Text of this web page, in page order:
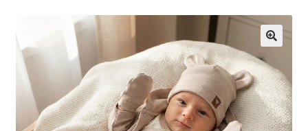
menu
Oblečenie na krst, slávnostné oblečenie
Kontakt